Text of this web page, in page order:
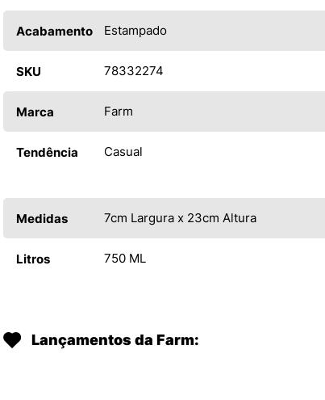
Acabamento Estampado
SKU 78332274
Marca Farm
Tendência Casual
Medidas 7cm Largura x 23cm Altura
Litros 750 ML
Lançamentos da Farm: